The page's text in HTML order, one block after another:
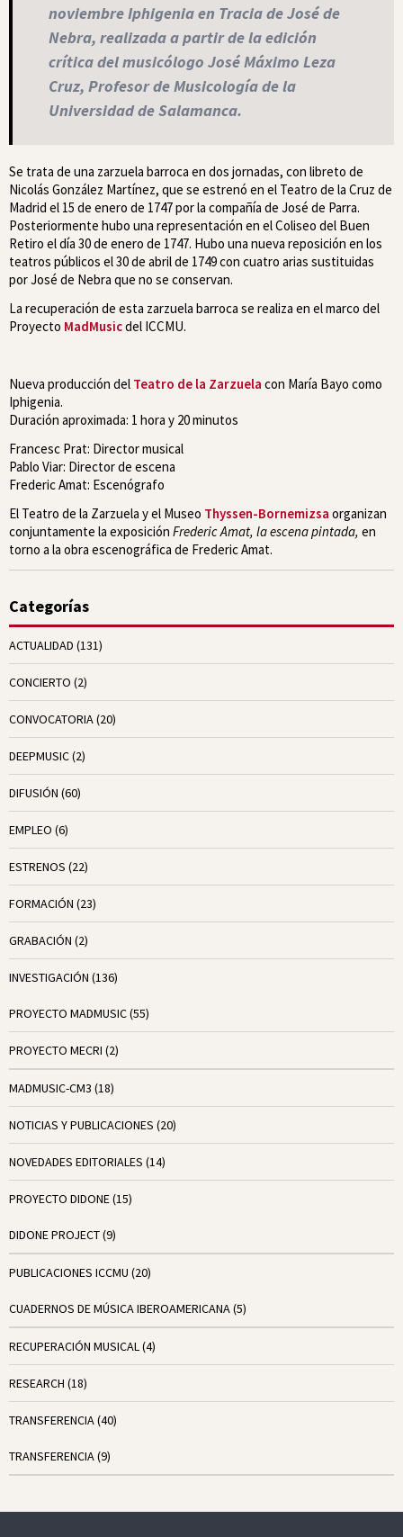
noviembreIphigenia en Traciade José de
Nebra, realizada a partir de la edición
crítica del musicólogo José Máximo Leza
Cruz, Profesor de Musicología de la
Universidad de Salamanca.
Se trata de una zarzuela barroca en dos jornadas, con libreto de
Nicolás González Martínez, que se estrenó en el Teatro de la Cruz de
Madrid el 15 de enero de 1747 por la compañía de José de Parra.
Posteriormente hubo una representación en el Coliseo del Buen
Retiro el día 30 de enero de 1747. Hubo una nueva reposición en los
teatros públicos el 30 de abril de 1749 con cuatro arias sustituidas
por José de Nebra que no se conservan.
La recuperación de esta zarzuela barroca se realiza en el marco del
Proyecto MadMusicdel ICCMU.
Nueva producción del Teatro de la Zarzuela con María Bayo como
Iphigenia.
Duración aproximada: 1 hora y 20 minutos
Francesc Prat: Director musical
Pablo Viar: Director de escena
Frederic Amat: Escenógrafo
El Teatro de la Zarzuela y el Museo Thyssen-Bornemizsa organizan
conjuntamente la exposición Frederic Amat, la escena pintada, en
torno a la obra escenográfica de Frederic Amat.
Categorías
ACTUALIDAD (131)
CONCIERTO (2)
CONVOCATORIA(20)
DEEPMUSIC(2)
DIFUSIÓN (60)
EMPLEO (6)
ESTRENOS (22)
FORMACIÓN (23)
GRABACIÓN (2)
INVESTIGACIÓN (136)
PROYECTO MADMUSIC(55)
PROYECTO MECRI (2)
MADMUSIC-CM3 (18)
NOTICIAS Y PUBLICACIONES (20)
NOVEDADES EDITORIALES (14)
PROYECTO DIDONE(15)
DIDONE PROJECT(9)
PUBLICACIONES ICCMU (20)
CUADERNOS DE MÚSICA IBEROAMERICANA(5)
RECUPERACIÓN MUSICAL(4)
RESEARCH (18)
TRANSFERENCIA(40)
TRANSFERENCIA(9)